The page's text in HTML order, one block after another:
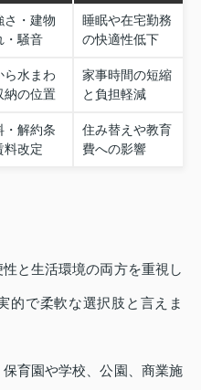
さ・建物
・騒音
睡眠や在宅勤務
の快適性低下
ら水まわ
納の位置
家事時間の短縮
と負担軽減
・解約条
料改定
住み替えや教育
費への影響
と生活環境の両方を重視し
的で柔軟な選択肢と言えま
育園や学校、公園、商業施